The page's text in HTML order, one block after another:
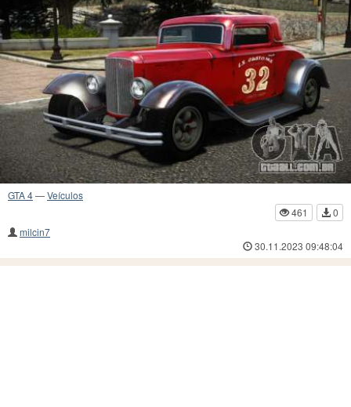
GTA 4—Veículos
461
0
milcin7
30.11.2023 09:48:04